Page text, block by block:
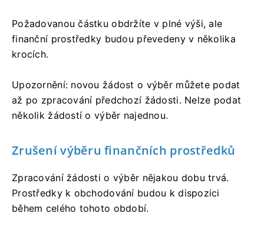
Požadovanou částku obdržíte v plné výši, ale
finanční prostředky budou převedeny v několika
krocích.
Upozornění: novou žádost o výběr můžete podat
až po zpracování předchozí žádosti. Nelze podat
několik žádostí o výběr najednou.
Zrušení výběru finančních prostředků
Zpracování žádosti o výběr nějakou dobu trvá.
Prostředky k obchodování budou k dispozici
během celého tohoto období.